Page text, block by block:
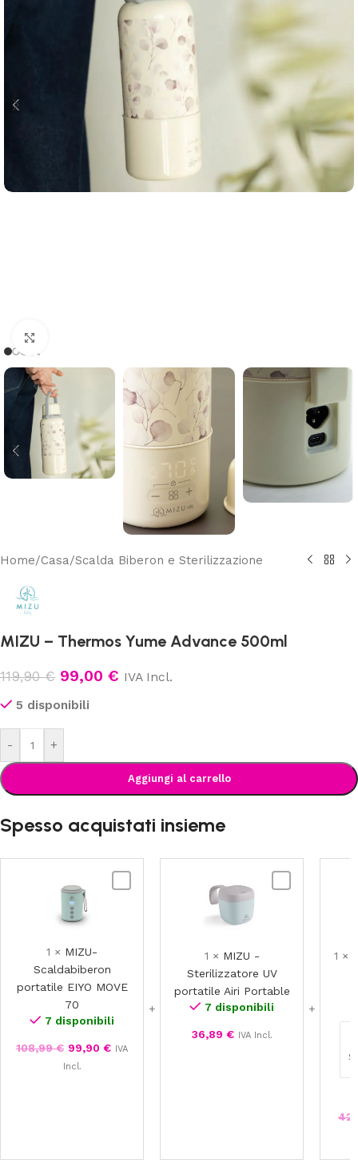
Home/Casa/Scalda Biberon e Sterilizzazione
MIZU – Thermos Yume Advance 500ml
119,90€ 99,00 € IVA Incl.
5 disponibili
- +
Aggiungi al carrello
Spesso acquistati insieme
1 × MIZU-
Scaldabiberon
portatile EIYO MOVE
70
7 disponibili
108,99€ 99,90 € IVA
Incl.
Airi
Portable
1 × MIZU -
Sterilizzatore UV
portatile Airi Portable
7 disponibili
36,89 € IVA Incl.
1 ×